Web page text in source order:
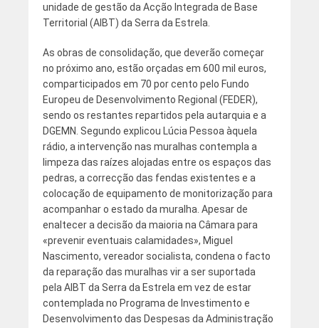
unidade de gestão da Acção Integrada de Base
Territorial (AIBT) da Serra da Estrela.
As obras de consolidação, que deverão começar
no próximo ano, estão orçadas em 600 mil euros,
comparticipados em 70 por cento pelo Fundo
Europeu de Desenvolvimento Regional (FEDER),
sendo os restantes repartidos pela autarquia e a
DGEMN. Segundo explicou Lúcia Pessoa àquela
rádio, a intervenção nas muralhas contempla a
limpeza das raízes alojadas entre os espaços das
pedras, a correcção das fendas existentes e a
colocação de equipamento de monitorização para
acompanhar o estado da muralha. Apesar de
enaltecer a decisão da maioria na Câmara para
«prevenir eventuais calamidades», Miguel
Nascimento, vereador socialista, condena o facto
da reparação das muralhas vir a ser suportada
pela AIBT da Serra da Estrela em vez de estar
contemplada no Programa de Investimento e
Desenvolvimento das Despesas da Administração